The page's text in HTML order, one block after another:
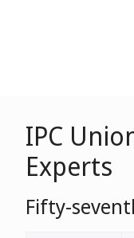
IPC
Experts
Fifty-